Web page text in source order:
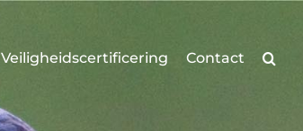
Veiligheidscertificering Contact